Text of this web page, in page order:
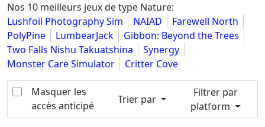
Nos 10 meilleurs jeux de type Nature:
Lushfoil Photography Sim
NAIAD
Farewell North
PolyPine
LumbearJack
Gibbon: Beyond the Trees
Two Falls Nishu Takuatshina
Synergy
Monster Care Simulator
Critter Cove
Masquer les
accès anticipé
Trier par
Filtrer par
platform